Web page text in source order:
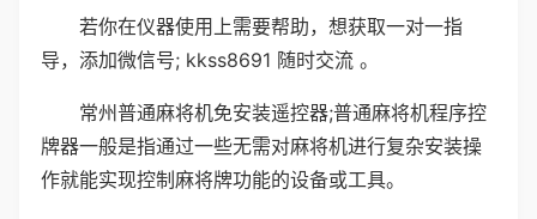
若你在仪器使用上需要帮助，想获取一对一指
导，添加微信号; kkss8691 随时交流 。
常州普通麻将机免安装遥控器;普通麻将机程序控
牌器一般是指通过一些无需对麻将机进行复杂安装操
作就能实现控制麻将牌功能的设备或工具。